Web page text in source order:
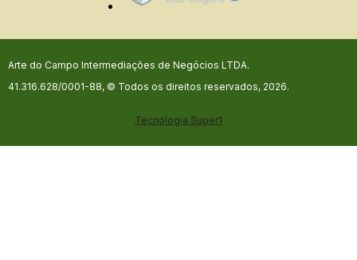
Arte do Campo Intermediações de Negócios LTDA.
41.316.628/0001-88, © Todos os direitos reservados, 2026.
Tecnologia Super1